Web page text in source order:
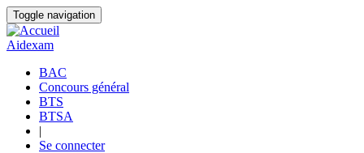
Aller
au
contenu
Toggle navigation
Aidexam
Navigation
principale
BAC
Concours général
BTS
BTSA
|
Se connecter